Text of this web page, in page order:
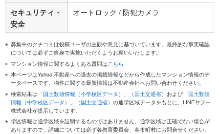
セキュリティ・
安全
オートロック / 防犯カメラ
募集中のクチコミは投稿ユーザの主観や意見に基づいています。最終的な事実確認
については必ずご自身で実施いただくようお願いいたします。
マンション情報に関するよくある質問はこちら
本ページはYahoo!不動産への過去の掲載情報などから作成したマンション情報のデ
ータベースです。物件に関する最新情報は不動産会社へお問い合わせください。
検索結果は 「国土数値情報（小学校区データ）」（国土交通省） および 「国土数値
情報（中学校区データ）」（国土交通省） の通学区域データをもとに、LINEヤフー
株式会社が提示しています。
学区情報は通学区域を証明するものではありません。通学区域は正確でない場合が
ありますので、詳細については必ず各教育委員会、各市町村にお問合せください。